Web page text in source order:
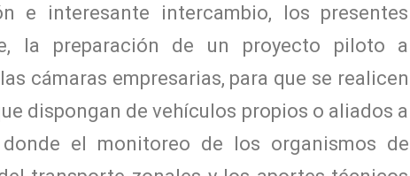
e interesante intercambio, los presentes
la preparación de un proyecto piloto a
cámaras empresarias, para que se realicen
dispongan de vehículos propios o aliados a
el monitoreo de los organismos de